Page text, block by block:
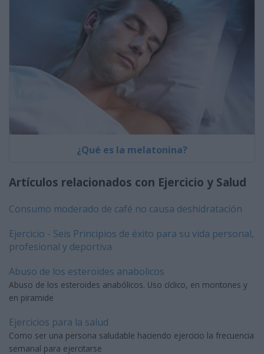
¿Qué es la melatonina?
Artículos relacionados con Ejercicio y Salud
Consumo moderado de café no causa deshidratación
Ejercicio - Seis Principios de éxito para su vida personal,
profesional y deportiva
Abuso de los esteroides anabolicos
Abuso de los esteroides anabólicos. Uso cíclico, en montones y
en piramide
Ejercicios para la salud
Como ser una persona saludable haciendo ejercicio la frecuencia
semanal para ejercitarse